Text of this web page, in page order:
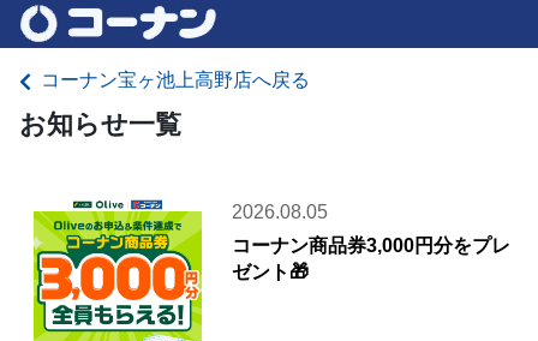
コーナン宝ヶ池上高野店へ戻る
お知らせ一覧
2026.08.05
コーナン商品券3,000円分をプレ
ゼント🎁